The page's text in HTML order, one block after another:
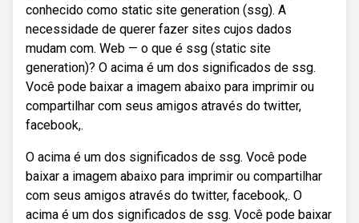
conhecido como static site generation (ssg). A
necessidade de querer fazer sites cujos dados
mudam com. Web — o que é ssg (static site
generation)? O acima é um dos significados de ssg.
Você pode baixar a imagem abaixo para imprimir ou
compartilhar com seus amigos através do twitter,
facebook,.
O acima é um dos significados de ssg. Você pode
baixar a imagem abaixo para imprimir ou compartilhar
com seus amigos através do twitter, facebook,. O
acima é um dos significados de ssg. Você pode baixar